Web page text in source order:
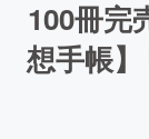
100冊完
想手帳